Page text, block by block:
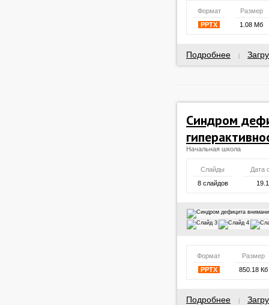
Формат
Размер
PPTX
1.08 Мб
Подробнее
Синдром
Начальная школа
Слайды
Дата
8 слайдов
Формат
Размер
PPTX
850.18 Кб
Подробнее